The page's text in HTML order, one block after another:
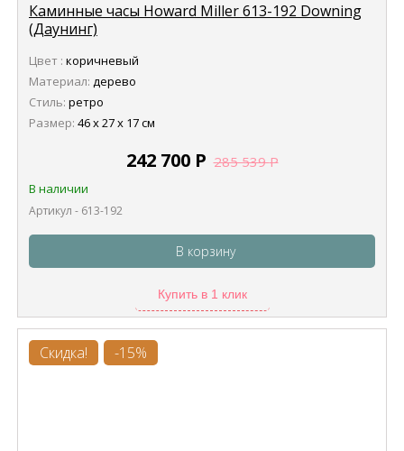
Каминные часы Howard Miller 613-192 Downing
(Даунинг)
Цвет : коричневый
Материал: дерево
Стиль: ретро
Размер: 46 х 27 х 17 см
242 700 Р 285 539Р
В наличии
Артикул - 613-192
В корзину
Купить в 1 клик
Скидка! -15%